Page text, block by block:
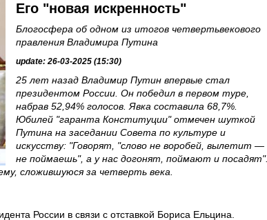
Его "новая искренность"
Блогосфера об одном из итогов четвертьвекового
правления Владимира Путина
update: 26-03-2025 (15:30)
25 лет назад Владимир Путин впервые стал
президентом России. Он победил в первом туре,
набрав 52,94% голосов. Явка составила 68,7%.
Юбилей "гаранта Конституции" отмечен шуткой
Путина на заседании Совета по культуре и
искусству: "Говорят, "слово не воробей, вылетит —
не поймаешь", а у нас догонят, поймают и посадят".
сложившуюся за четверть века.
России в связи с отставкой Бориса Ельцина.